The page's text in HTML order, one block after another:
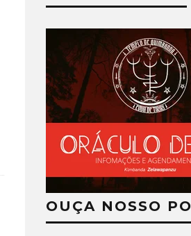
OUÇA NOSSO